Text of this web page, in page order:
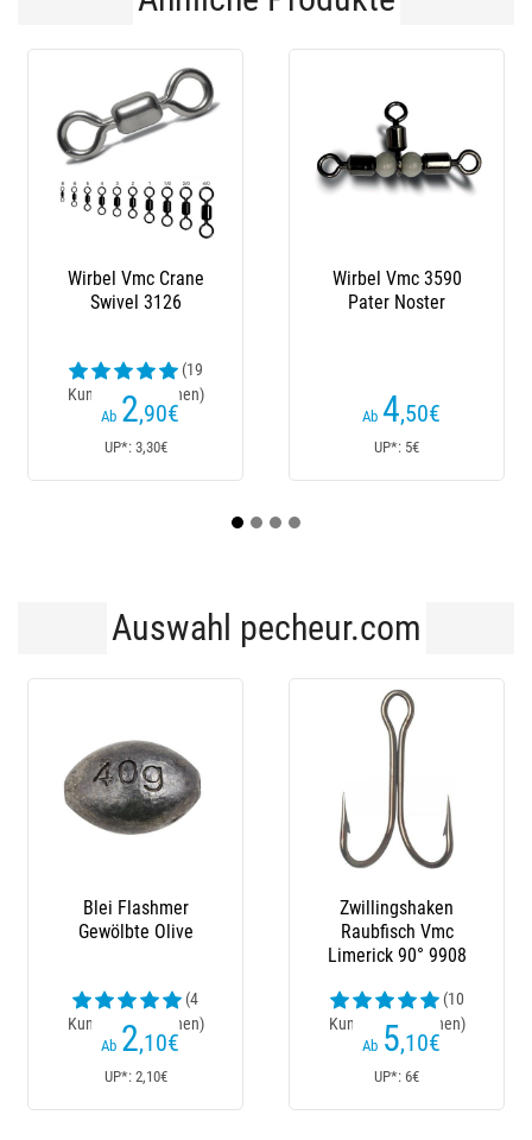
Wirbel Vmc 3590
Pater Noster
4 ,50€
Wirbel Vmc 3125
Swivel Chain
Auswahl pecheur.com
Zwillingshaken
Raubfisch Vmc
(10
Kundenrezensionen)
5 ,10€
Blei Flashmer
Palangre
(2
Kundenrezensionen)